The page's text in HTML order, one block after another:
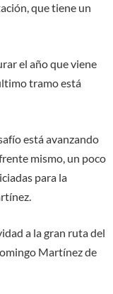
que tiene un
el año que viene
tramo está
está avanzando
mismo, un poco
para la
a la gran ruta del
Martínez de